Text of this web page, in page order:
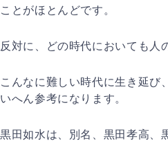
ことがほとんどです。
反対に、どの時代においても人
こんなに難しい時代に生き延び
いへん参考になります。
黒田如水は、別名、黒田孝高、